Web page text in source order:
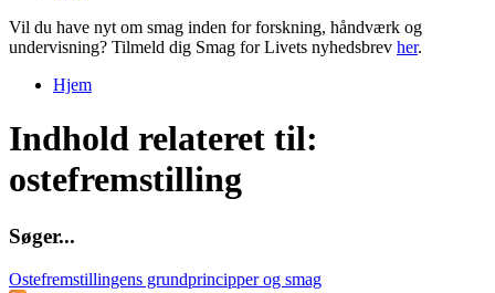
Vil du have nyt om smag inden for forskning, håndværk og
undervisning? Tilmeld dig Smag for Livets nyhedsbrev her.
Hjem
Indhold relateret til:
ostefremstilling
Søger...
Ostefremstillingens grundprincipper og smag